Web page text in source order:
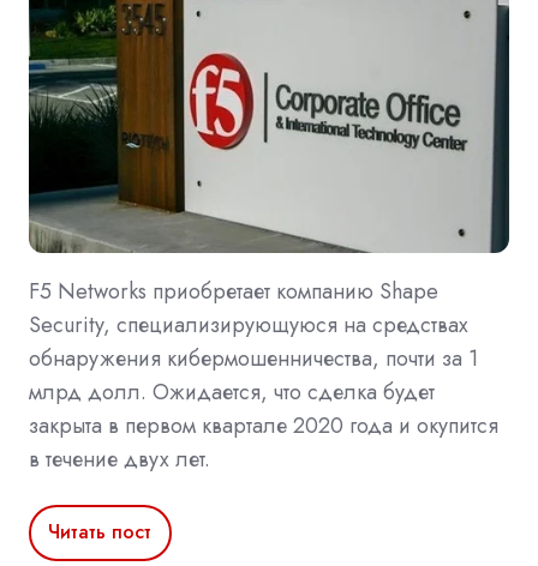
F5 Networks приобретает компанию Shape
Security, специализирующуюся на средствах
обнаружения кибермошенничества, почти за 1
млрд долл. Ожидается, что сделка будет
закрыта в первом квартале 2020 года и окупится
в течение двух лет.
Читать пост